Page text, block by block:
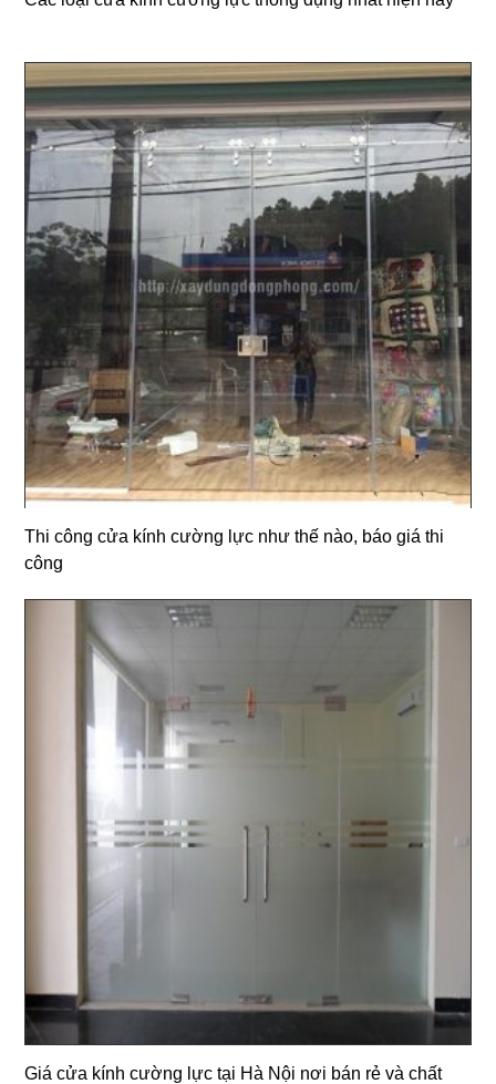
Thi công cửa kính cường lực như thế nào, báo giá thi
công
Giá cửa kính cường lực tại Hà Nội nơi bán rẻ và chất